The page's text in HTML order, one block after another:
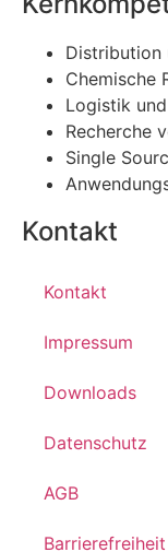
Distribution
Chemische
Logistik
Recherche
Single
Kontakt
Kontakt
Impressum
Downloads
Datenschutz
AGB
Barrierefreiheit